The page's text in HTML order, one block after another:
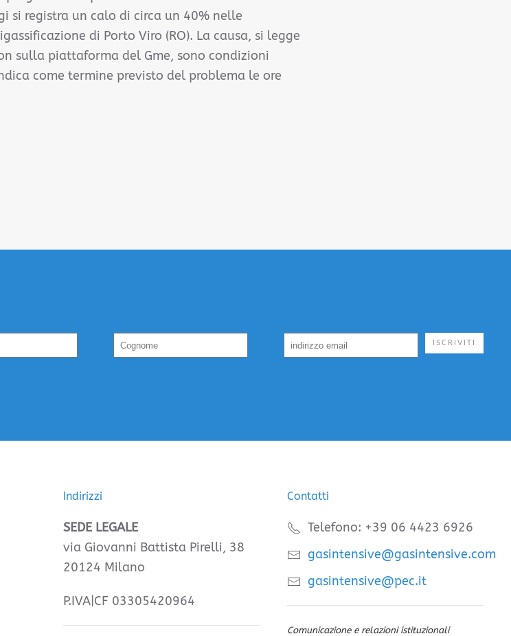
si registra un calo di circa un 40% nelle
di Porto Viro (RO). La causa, si legge
sulla piattaforma del Gme, sono condizioni
come termine previsto del problema le ore
ISCRIVITI
Indirizzi
SEDE LEGALE
via Giovanni Battista Pirelli, 38
20124 Milano
P.IVA|CF 03305420964
Contatti
Telefono: +39 06 4423 6926
gasintensive@gasintensive.com
gasintensive@pec.it
Comunicazione e relazioni istituzionali